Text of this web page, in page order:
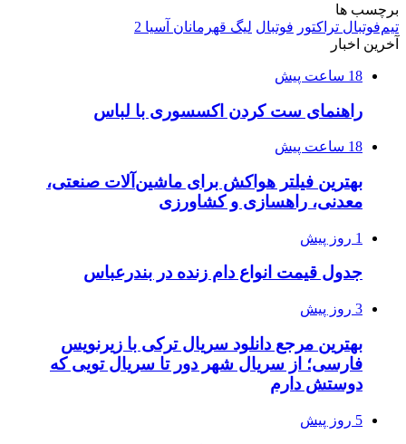
برچسب ها
تیم‌فوتبال تراکتور فوتبال لیگ قهرمانان آسیا 2
آخرین اخبار
18 ساعت پیش
راهنمای ست کردن اکسسوری با لباس
18 ساعت پیش
بهترین فیلتر هواکش برای ماشین‌آلات صنعتی،
معدنی، راهسازی و کشاورزی
1 روز پیش
جدول قیمت انواع دام زنده در بندرعباس
3 روز پیش
بهترین مرجع دانلود سریال ترکی با زیرنویس
فارسی؛ از سریال شهر دور تا سریال تویی که
دوستش دارم
5 روز پیش